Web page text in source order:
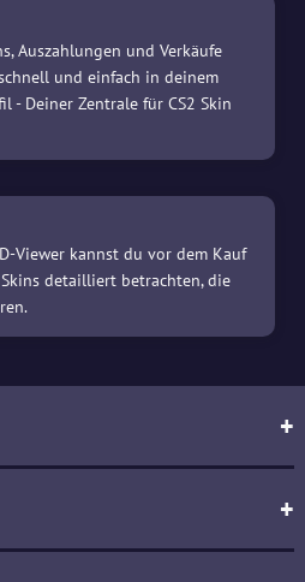
Auszahlungen und Verkäufe
und einfach in deinem
- Deiner Zentrale für CS2 Skin
Viewer kannst du vor dem Kauf
detailliert betrachten, die
+
+